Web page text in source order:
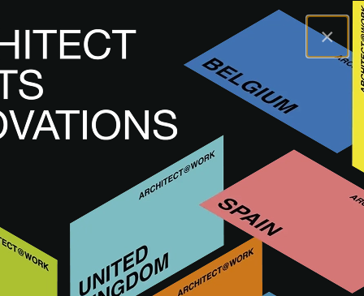
×
A@WX Inovações
Equipamento técnico
ZOOM 7
TRABALHOS COM CHUMBO, ZINCO E COBRE